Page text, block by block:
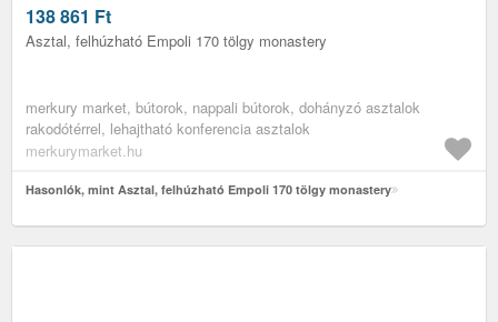
138 861 Ft
Asztal, felhúzható Empoli 170 tölgy monastery
merkury market, bútorok, nappali bútorok, dohányzó asztalok
rakodótérrel, lehajtható konferencia asztalok
merkurymarket.hu
Hasonlók, mint Asztal, felhúzható Empoli 170 tölgy monastery